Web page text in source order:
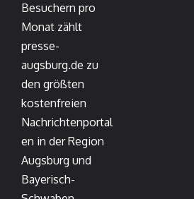
Besuchern pro
Monat zählt
presse-
augsburg.de zu
den größten
kostenfreien
Nachrichtenportal
en in der Region
Augsburg und
Bayerisch-